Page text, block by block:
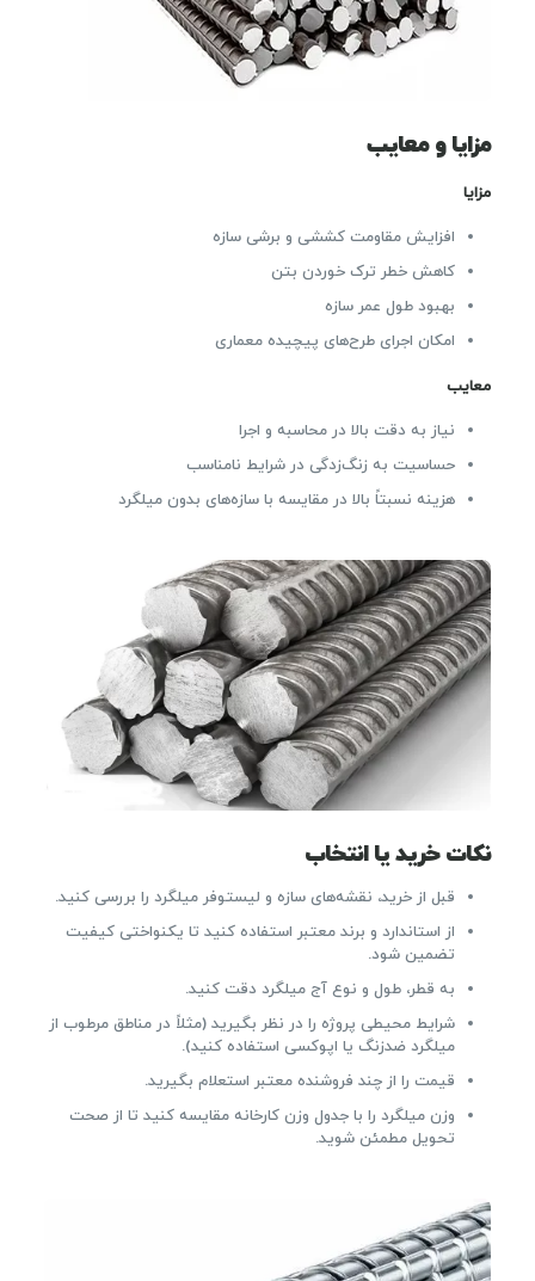
مزایا و معایب
مزایا
افزایش مقاومت کششی و برشی سازه
کاهش خطر ترک خوردن بتن
بهبود طول عمر سازه
امکان اجرای طرح‌های پیچیده معماری
معایب
نیاز به دقت بالا در محاسبه و اجرا
حساسیت به زنگ‌زدگی در شرایط نامناسب
هزینه نسبتاً بالا در مقایسه با سازه‌های بدون میلگرد
نکات خرید یا انتخاب
قبل از خرید، نقشه‌های سازه و لیستوفر میلگرد را بررسی کنید.
از استاندارد و برند معتبر استفاده کنید تا یکنواختی کیفیت
تضمین شود.
به قطر، طول و نوع آج میلگرد دقت کنید.
شرایط محیطی پروژه را در نظر بگیرید (مثلاً در مناطق مرطوب از
میلگرد ضدزنگ یا اپوکسی استفاده کنید).
قیمت را از چند فروشنده معتبر استعلام بگیرید.
وزن میلگرد را با جدول وزن کارخانه مقایسه کنید تا از صحت
تحویل مطمئن شوید.